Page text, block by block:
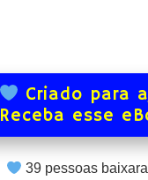
Criado para
Receba esse
39pessoas